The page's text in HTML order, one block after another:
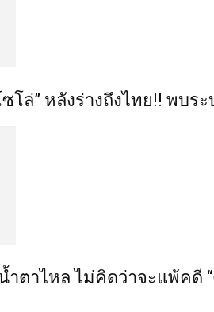
โล่” หลังร่างถึงไทย!! พบร
ำตาไหล ไม่คิดว่าจะแพ้คดี